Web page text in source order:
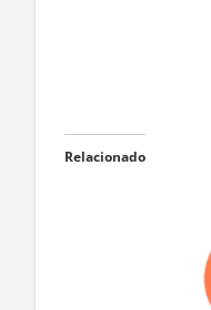
Relacionado